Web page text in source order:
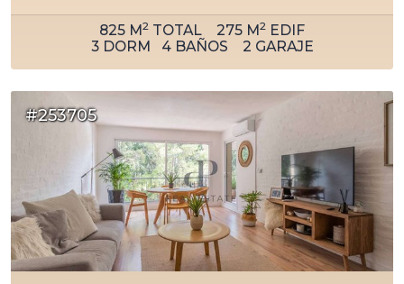
825 M2 TOTAL 275 M2 EDIF
3DORM 4BAÑOS 2 GARAJE
#253705